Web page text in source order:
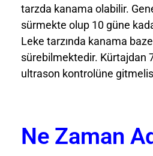
tarzda kanama olabilir.
sürmekte olup 10 güne
Leke tarzında kanama
sürebilmektedir. Kürtajdan
ultrason kontrolüne
Ne Zaman